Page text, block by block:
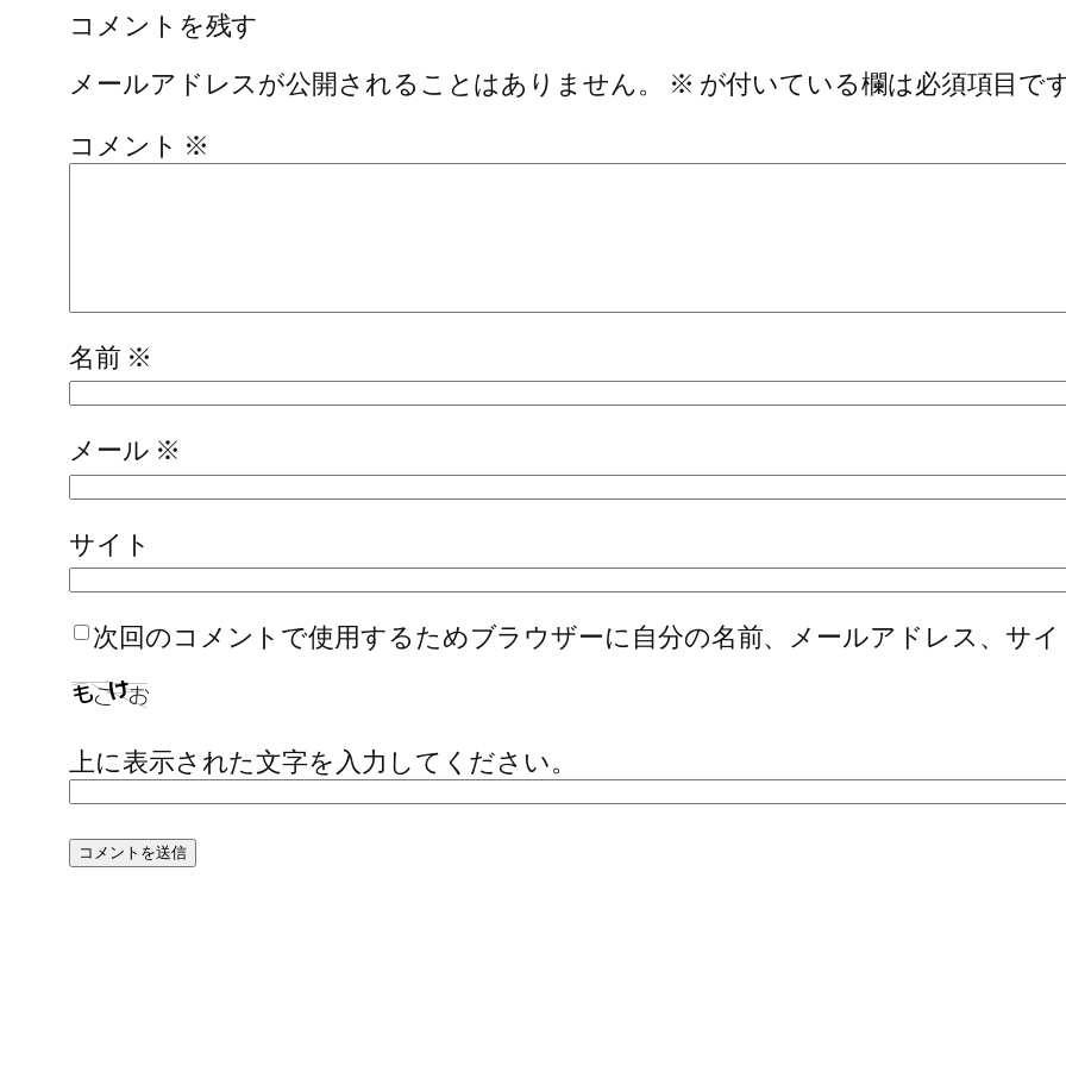
コメントを残す
メールアドレスが公開されることはありません。
※ が付いている欄は必須項目で
コメント ※
名前 ※
メール ※
サイト
次回のコメントで使用するためブラウザーに自分の名前、メールアドレス、サ
上に表示された文字を入力してください。